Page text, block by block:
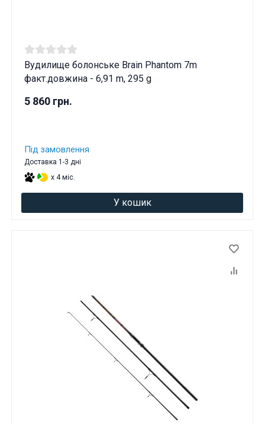
Вудилище болонське Brain Phantom 7m
факт.довжина - 6,91 m, 295 g
5 860 грн.
Під замовлення
Доставка 1-3 дні
x 4 міс.
У кошик